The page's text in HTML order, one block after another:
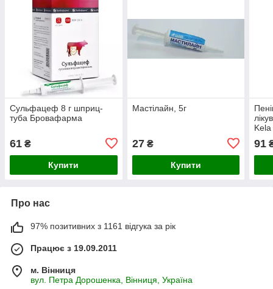
Сульфацеф 8 г шприц-
туба Бровафарма
61 ₴
Купити
Мастілайн, 5г
27₴
Купити
Kela
91
Про нас
97% позитивних з 1161 відгука за рік
Працює з 19.09.2011
м. Вінниця
вул. Петра Дорошенка, Вінниця, Україна